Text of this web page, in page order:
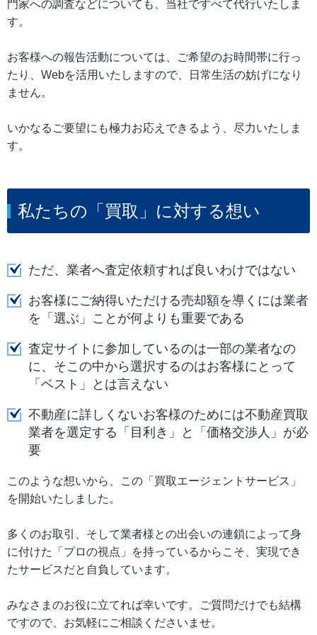
門家への調査などについても、当社ですべて代行いたしま
す。
お客様への報告活動については、ご希望のお時間帯に行っ
たり、Webを活用いたしますので、日常生活の妨げになり
ません。
いかなるご要望にも極力お応えできるよう、尽力いたしま
す。
私たちの「買取」に対する想い
ただ、業者へ査定依頼すれば良いわけではない
お客様にご納得いただける売却額を導くには業者
を「選ぶ」ことが何よりも重要である
査定サイトに参加しているのは一部の業者なの
に、そこの中から選択するのはお客様にとって
「ベスト」とは言えない
不動産に詳しくないお客様のためには不動産買取
業者を選定する「目利き」と「価格交渉人」が必
要
このような想いから、この「買取エージェントサービス」
を開始いたしました。
多くのお取引、そして業者様との出会いの連鎖によって身
に付けた「プロの視点」を持っているからこそ、実現でき
たサービスだと自負しています。
みなさまのお役に立てれば幸いです。ご質問だけでも結構
ですので、お気軽にご相談くださいませ。